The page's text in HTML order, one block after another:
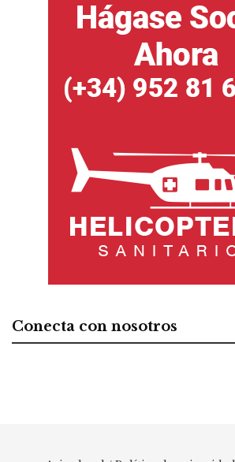
Conecta con nosotros